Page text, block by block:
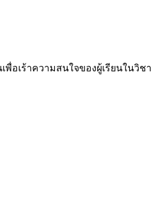
พื่อเร้าความสนใจของผู้เรียนในวิชา